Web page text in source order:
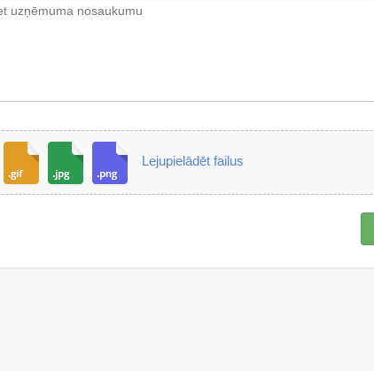
Lejupielādēt failus